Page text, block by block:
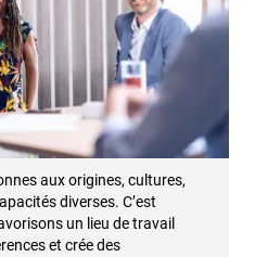
aux origines, cultures,
diverses. C’est
un lieu de travail
et crée des